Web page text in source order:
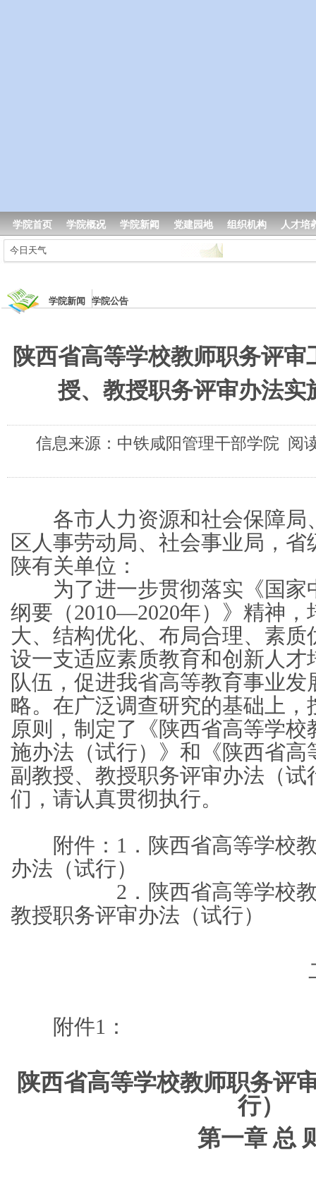
学院首页 学院概况 学院新闻 党建园地 组织机构 人才培
今日天气
学院新闻 学院公告
陕西省高等学校教师职务评
授、教授职务评审办法实
信息来源：中铁咸阳管理干部学院 阅
各市人力资源和社会保障局
区人事劳动局、社会事业局，
陕有关单位：
为了进一步贯彻落实《国家
纲要（2010—2020年）》精神，
大、结构优化、布局合理、素质
设一支适应素质教育和创新人才
队伍，促进我省高等教育事业
略。在广泛调查研究的基础上，
原则，制定了《陕西省高等学
施办法（试行）》和《陕西省高
副教授、教授职务评审办法（试
们，请认真贯彻执行。
附件：1．陕西省高等学校教
办法（试行）
2．陕西省高等学校教师
教授职务评审办法（试行）
附件1：
陕西省高等学校教师职务评
行）
第一章 总